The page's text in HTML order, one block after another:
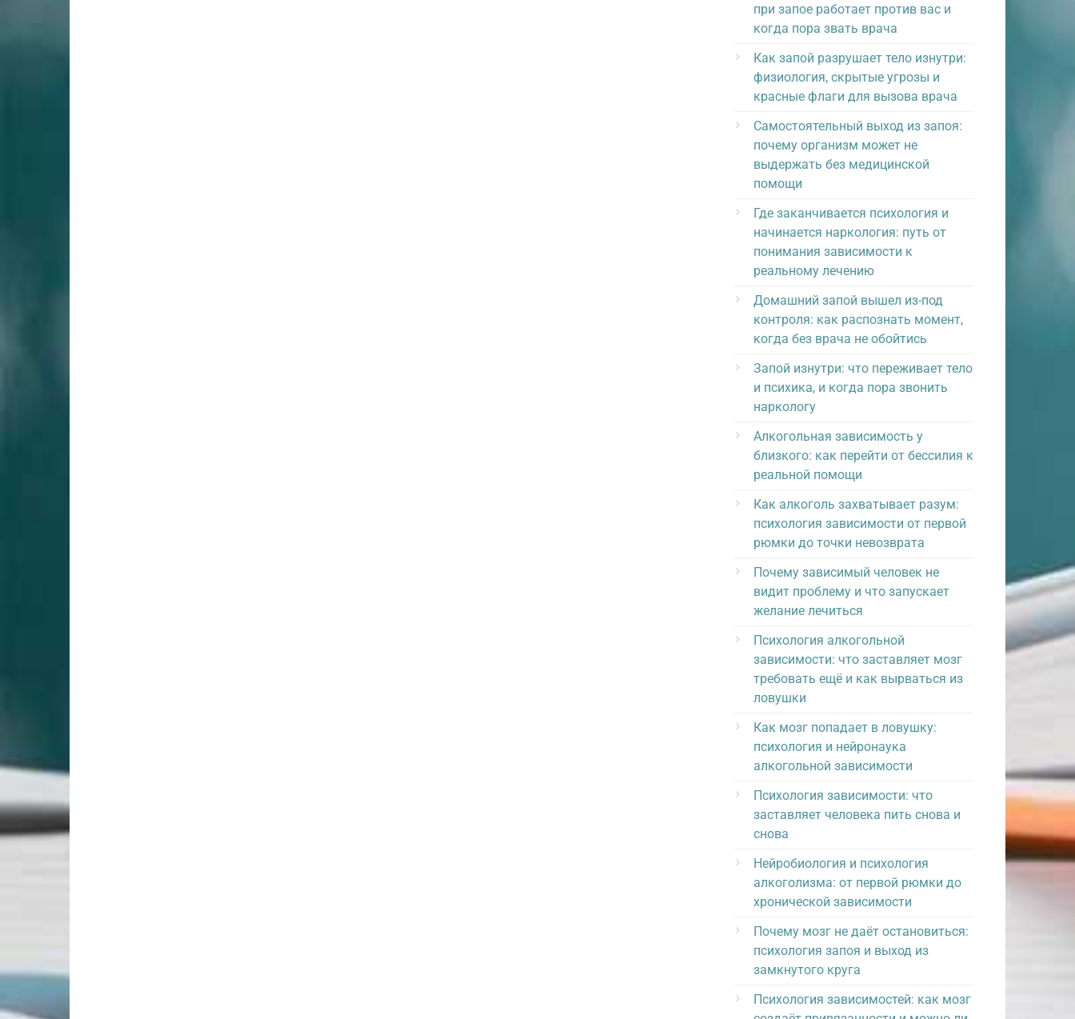
при запое работает против вас и
когда пора звать врача
Как запой разрушает тело изнутри:
физиология, скрытые угрозы и
красные флаги для вызова врача
Самостоятельный выход из запоя:
почему организм может не
выдержать без медицинской
помощи
Где заканчивается психология и
начинается наркология: путь от
понимания зависимости к
реальному лечению
Домашний запой вышел из-под
контроля: как распознать момент,
когда без врача не обойтись
Запой изнутри: что переживает тело
и психика, и когда пора звонить
наркологу
Алкогольная зависимость у
близкого: как перейти от бессилия к
реальной помощи
Как алкоголь захватывает разум:
психология зависимости от первой
рюмки до точки невозврата
Почему зависимый человек не
видит проблему и что запускает
желание лечиться
Психология алкогольной
зависимости: что заставляет мозг
требовать ещё и как вырваться из
ловушки
Как мозг попадает в ловушку:
психология и нейронаука
алкогольной зависимости
Психология зависимости: что
заставляет человека пить снова и
снова
Нейробиология и психология
алкоголизма: от первой рюмки до
хронической зависимости
Почему мозг не даёт остановиться:
психология запоя и выход из
замкнутого круга
Психология зависимостей: как мозг